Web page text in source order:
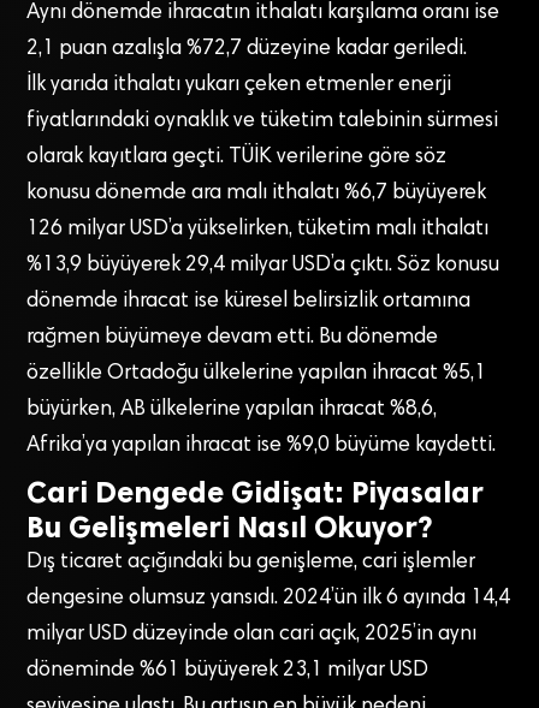
Aynı dönemde ihracatın ithalatı karşılama oranı ise
2,1 puan azalışla %72,7 düzeyine kadar geriledi.
İlk yarıda ithalatı yukarı çeken etmenler enerji
fiyatlarındaki oynaklık ve tüketim talebinin sürmesi
olarak kayıtlara geçti. TÜİK verilerine göre söz
konusu dönemde ara malı ithalatı %6,7 büyüyerek
126 milyar USD’a yükselirken, tüketim malı ithalatı
%13,9 büyüyerek 29,4 milyar USD’a çıktı. Söz konusu
dönemde ihracat ise küresel belirsizlik ortamına
rağmen büyümeye devam etti. Bu dönemde
özellikle Ortadoğu ülkelerine yapılan ihracat %5,1
büyürken, AB ülkelerine yapılan ihracat %8,6,
Afrika’ya yapılan ihracat ise %9,0 büyüme kaydetti.
Cari Dengede Gidişat: Piyasalar
Bu Gelişmeleri Nasıl Okuyor?
Dış ticaret açığındaki bu genişleme, cari işlemler
dengesine olumsuz yansıdı. 2024’ün ilk 6 ayında 14,4
milyar USD düzeyinde olan cari açık, 2025’in aynı
döneminde %61 büyüyerek 23,1 milyar USD